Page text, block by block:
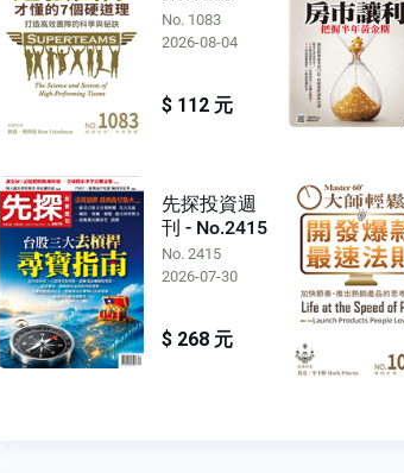
No. 1083
2026-08-04
$ 112 元
先探投資週
刊 - No.2415
No. 2415
2026-07-30
$ 268 元